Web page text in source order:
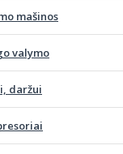
mašinos
valymo
daržui